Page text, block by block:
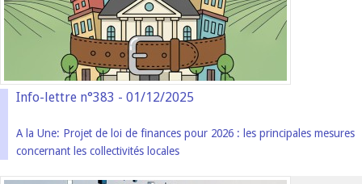
Info-lettre n°383 - 01/12/2025
A la Une: Projet de loi de finances pour 2026 : les principales mesures
concernant les collectivités locales